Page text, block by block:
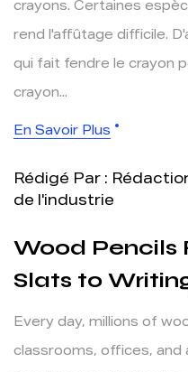
crayons. Certaines
rend l'affûtage difficile.
qui fait fendre le crayon
crayon...
En Savoir Plus
Rédigé Par :
de l'industrie
Wood Pencils
Slats to
Every day, millions of
classrooms, offices, and